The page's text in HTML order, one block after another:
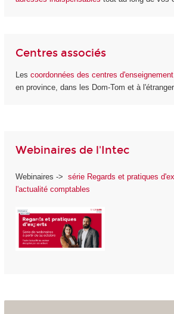
Centres associés
Les coordonnées des centres d'enseignement
en province, dans les Dom-Tom et à l'étranger
Webinaires de l'Intec
Webinaires -> série Regards et pratiques
l'actualité comptables